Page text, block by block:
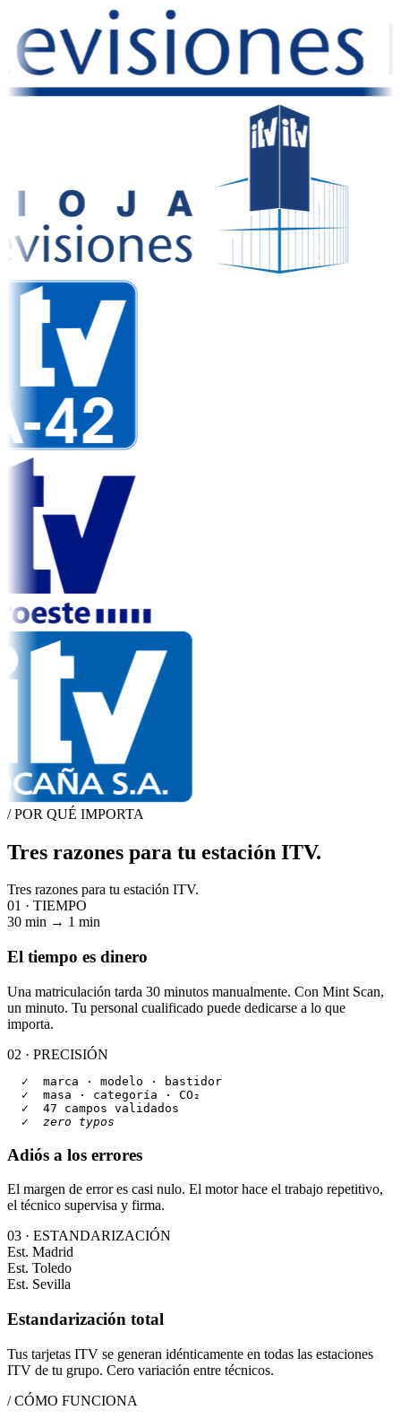
/ POR QUÉ IMPORTA
Tres razones para tu estación ITV.
Tres razones para tu estación ITV.
01 · TIEMPO
30 min → 1 min
El tiempo es dinero
Una matriculación tarda 30 minutos manualmente. Con Mint Scan,
un minuto. Tu personal cualificado puede dedicarse a lo que
importa.
02 · PRECISIÓN
✓
  marca · modelo · bastidor
✓
  masa · categoría · CO₂
✓
  47 campos validados
✓
zero typos
Adiós a los errores
El margen de error es casi nulo. El motor hace el trabajo repetitivo,
el técnico supervisa y firma.
03 · ESTANDARIZACIÓN
Est. Madrid
Est. Toledo
Est. Sevilla
Estandarización total
Tus tarjetas ITV se generan idénticamente en todas las estaciones
ITV de tu grupo. Cero variación entre técnicos.
/ CÓMO FUNCIONA